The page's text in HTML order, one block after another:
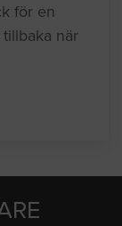
för en
när